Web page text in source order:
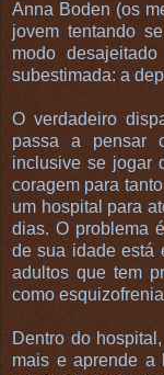
Anna Boden (os
jovem tentando
modo
subestimada: a
O verdadeiro
passa a pensar
inclusive se jogar
coragem para
um hospital para
dias. O problema
de sua idade está
adultos que tem
como
Dentro do
mais e aprende a